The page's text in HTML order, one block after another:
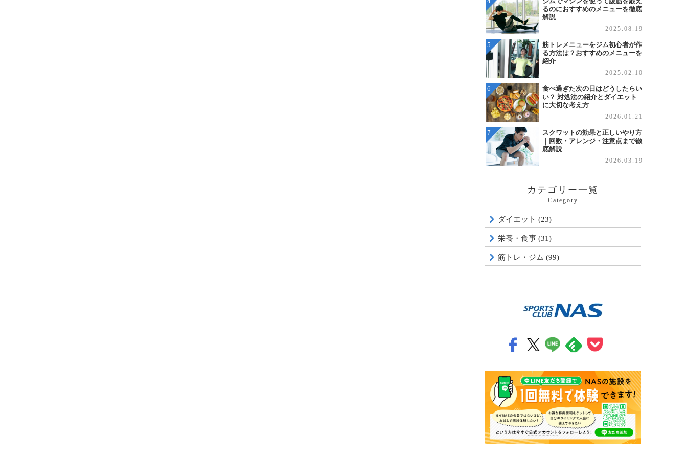
るのにおすすめのメニューを徹底
解説
2025.08.19
筋トレメニューをジム初心者が作
る方法は？おすすめのメニューを
紹介
2025.02.10
食べ過ぎた次の日はどうしたらい
い？ 対処法の紹介とダイエット
に大切な考え方
2026.01.21
スクワットの効果と正しいやり方
｜回数・アレンジ・注意点まで徹
底解説
2026.03.19
カテゴリー一覧
Category
ダイエット (23)
栄養・食事 (31)
筋トレ・ジム (99)